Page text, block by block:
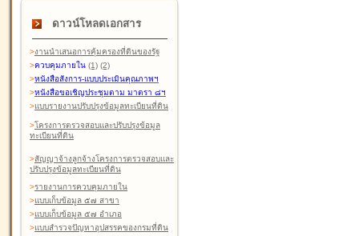
ดาวน์โหลดเอกสาร
>งานนำเสนอการคุ้มครองที่ดินของรัฐ
>ควบคุมภายใน (1) (2)
>หนังสือสังการ-แบบประเมินคุณภาพฯ
>หนังสือขอเชิญประชุมตาม มาตรา ๘ฯ
>แบบรายงานปรับปรุงข้อมูลทะเบียนที่ดิน
>โครงการตรวจสอบและปรับปรุงข้อมูล
ทะเบียนที่ดิน
>สัญญาจ้างลูกจ้างโครงการตรวจสอบและ
ปรับปรุงข้อมูลทะเบียนที่ดิน
>รายงานการควบคุมภายใน
>แบบเก็บข้อมูล ๕๗ สาขา
>แบบเก็บข้อมูล ๕๗ อำเภอ
>แบบสำรวจปัญหาอุปสรรคของกรมที่ดิน